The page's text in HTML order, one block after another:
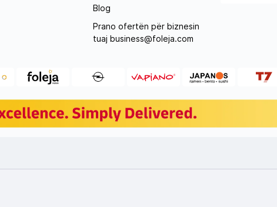
Blog
Prano ofertën për biznesin
tuaj business@foleja.com